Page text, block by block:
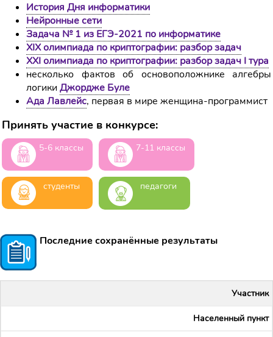
История Дня информатики
Нейронные сети
Задача № 1 из ЕГЭ-2021 по информатике
XIX олимпиада по криптографии: разбор задач
XXI олимпиада по криптографии: разбор задач I тура
несколько фактов об основоположнике алгебры
логики Джордже Буле
Ада Лавлейс, первая в мире женщина-программист
Принять участие в конкурсе:
5-6 классы 7-11 классы
студенты педагоги
Последние сохранённые результаты
Участник
Населенный пункт